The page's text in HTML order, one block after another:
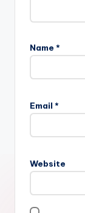
Name *
Email *
Website